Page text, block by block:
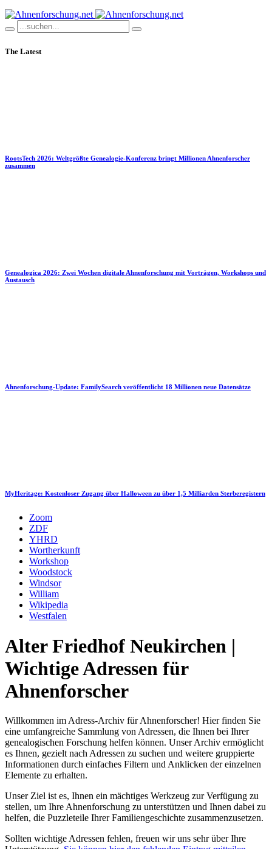
The Latest
RootsTech 2026: Weltgrößte Genealogie-Konferenz bringt Millionen Ahnenforscher
zusammen
Genealogica 2026: Zwei Wochen digitale Ahnenforschung mit Vorträgen, Workshops und
Austausch
Ahnenforschung-Update: FamilySearch veröffentlicht 18 Millionen neue Datensätze
MyHeritage: Kostenloser Zugang über Halloween zu über 1,5 Milliarden Sterberegistern
Zoom
ZDF
YHRD
Wortherkunft
Workshop
Woodstock
Windsor
William
Wikipedia
Westfalen
Alter Friedhof Neukirchen |
Wichtige Adressen für
Ahnenforscher
Willkommen im Adress-Archiv für Ahnenforscher! Hier finden Sie
eine umfangreiche Sammlung von Adressen, die Ihnen bei Ihrer
genealogischen Forschung helfen können. Unser Archiv ermöglicht
es Ihnen, gezielt nach Adressen zu suchen und weitere gruppierte
Informationen durch einfaches Filtern und Anklicken der einzelnen
Elemente zu erhalten.
Unser Ziel ist es, Ihnen ein mächtiges Werkzeug zur Verfügung zu
stellen, um Ihre Ahnenforschung zu unterstützen und Ihnen dabei zu
helfen, die Puzzleteile Ihrer Familiengeschichte zusammenzusetzen.
Sollten wichtige Adressen fehlen, freuen wir uns sehr über Ihre